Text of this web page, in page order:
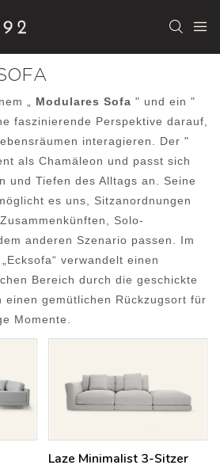
„ Modulares Sofa " und ein "
faszinierende Perspektive darauf,
interagieren. Der "
als Chamäleon und passt sich
und Tiefen des Alltags an. Seine
es uns, Sitzanordnungen
Solo-
anderen Szenario passen. Im
„Ecksofa“ verwandelt einen
Bereich durch die geschickte
einen gemütlichen Rückzugsort für
Momente.
Laze Minimalist 3-Sitzer